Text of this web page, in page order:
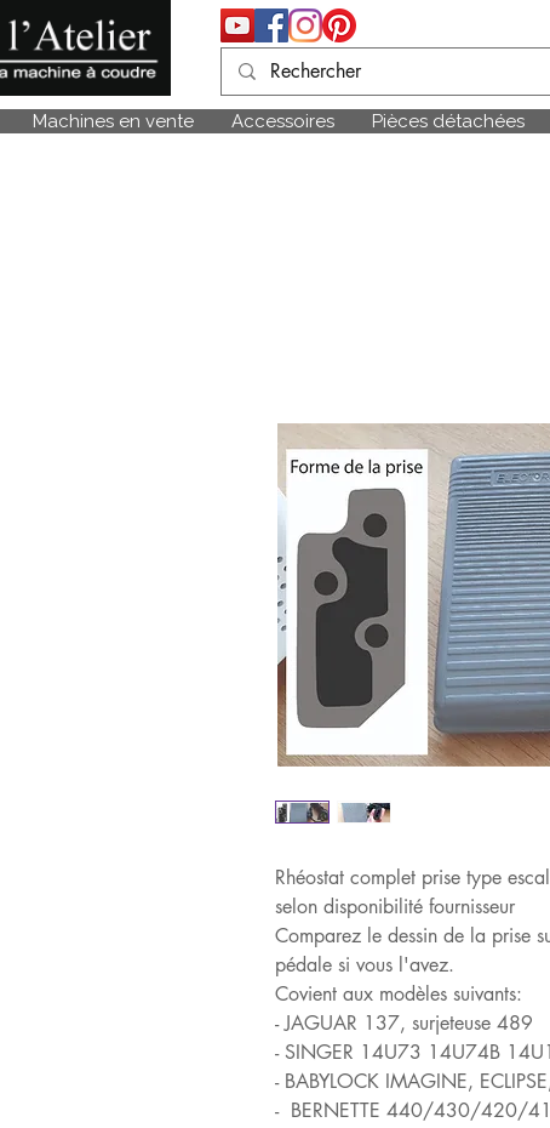
Machines en vente Accessoires Pièces détachées
Rhéostat complet prise type
selon disponibilité fournisseur
Comparez le dessin de la prise
pédale si vous l'avez.
Covient aux modèles suivants:
- JAGUAR 137, surjeteuse 489
- SINGER 14U73 14U74B
- BABYLOCK IMAGINE,
- BERNETTE 440/430/420/